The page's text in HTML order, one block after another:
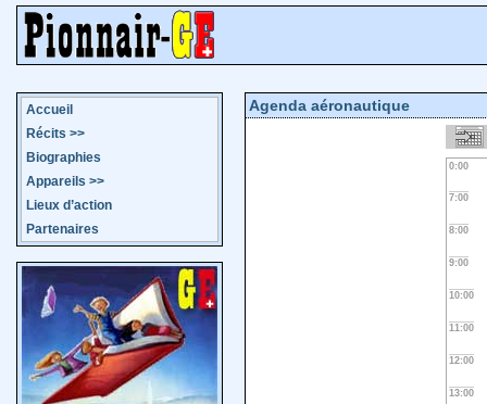
Accueil
Récits >>
Biographies
Appareils >>
Lieux d’action
Partenaires
Agenda aéronautique
0:00
7:00
8:00
9:00
10:00
11:00
12:00
13:00